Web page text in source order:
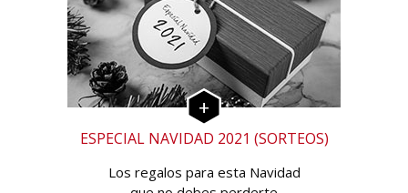
ESPECIAL NAVIDAD 2021 (SORTEOS)
Los regalos para esta Navidad